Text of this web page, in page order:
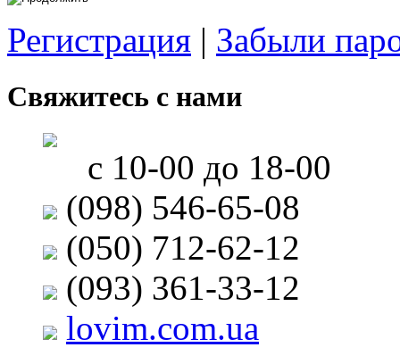
Регистрация | Забыли
Свяжитесь с нами
с 10-00 до 18-00
(098) 546-65-08
(050) 712-62-12
(093) 361-33-12
lovim.com.ua